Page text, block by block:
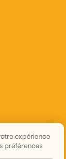
expérience
préférences